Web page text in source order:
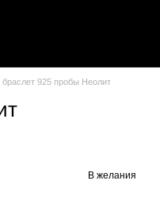
925 пробы Неолит
В желания